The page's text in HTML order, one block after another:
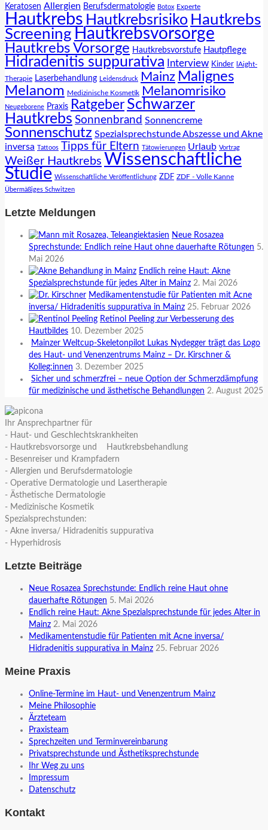
Keratosen Allergien Berufsdermatologie Botox Experte
Hautkrebs Hautkrebsrisiko Hautkrebs
Screening Hautkrebsvorsorge
Hautkrebs Vorsorge Hautkrebsvorstufe Hautpflege
Hidradenitis suppurativa Interview Kinder lAight-
Therapie Laserbehandlung Leidensdruck Mainz Malignes
Melanom Medizinische Kosmetik Melanomrisiko
Neugeborene Praxis Ratgeber Schwarzer
Hautkrebs Sonnenbrand Sonnencreme
Sonnenschutz Spezialsprechstunde Abszesse und Akne
inversa Tattoos Tipps für Eltern Tätowierungen Urlaub Vortrag
Weißer Hautkrebs Wissenschaftliche
Studie Wissenschaftliche Veröffentlichung ZDF ZDF - Volle Kanne
Übermäßiges Schwitzen
Letzte Meldungen
Neue Rosazea
Sprechstunde: Endlich reine Haut ohne dauerhafte Rötungen 5.
Mai 2026
Endlich reine Haut: Akne
Spezialsprechstunde für jedes Alter in Mainz 2. Mai 2026
Medikamentenstudie für Patienten mit Acne
inversa/ Hidradenitis suppurativa in Mainz 25. Februar 2026
Retinol Peeling zur Verbesserung des
Hautbildes 10. Dezember 2025
Mainzer Weltcup-Skeletonpilot Lukas Nydegger trägt das Logo
des Haut- und Venenzentrums Mainz – Dr. Kirschner &
Kolleg:innen 3. Dezember 2025
Sicher und schmerzfrei – neue Option der Schmerzdämpfung
für medizinische und ästhetische Behandlungen 2. August 2025
Ihr Ansprechpartner für
- Haut- und Geschlechtskrankheiten
- Hautkrebsvorsorge und Hautkrebsbehandlung
- Besenreiser und Krampfadern
- Allergien und Berufsdermatologie
- Operative Dermatologie und Lasertherapie
- Ästhetische Dermatologie
- Medizinische Kosmetik
Spezialsprechstunden:
- Akne inversa/ Hidradenitis suppurativa
- Hyperhidrosis
Letzte Beiträge
Neue Rosazea Sprechstunde: Endlich reine Haut ohne
dauerhafte Rötungen 5. Mai 2026
Endlich reine Haut: Akne Spezialsprechstunde für jedes Alter in
Mainz 2. Mai 2026
Medikamentenstudie für Patienten mit Acne inversa/
Hidradenitis suppurativa in Mainz 25. Februar 2026
Meine Praxis
Online-Termine im Haut- und Venenzentrum Mainz
Meine Philosophie
Ärzteteam
Praxisteam
Sprechzeiten und Terminvereinbarung
Privatsprechstunde und Ästhetiksprechstunde
Ihr Weg zu uns
Impressum
Datenschutz
Kontakt